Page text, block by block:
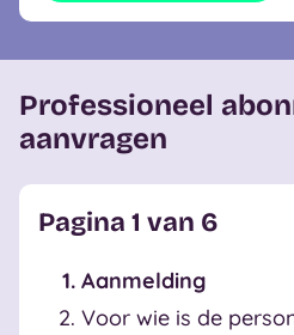
Professioneel
aanvragen
Pagina 1 van 6
Aanmelding
Voor wie is de